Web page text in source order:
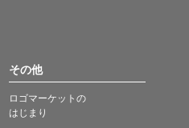
その他
ロゴマーケットの
はじまり